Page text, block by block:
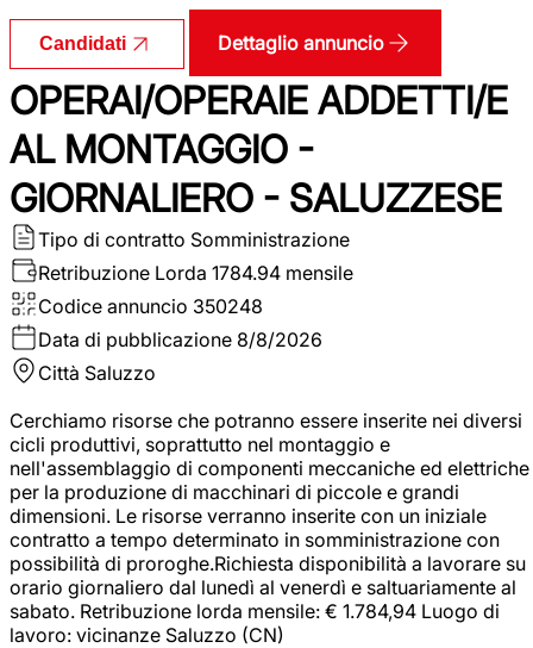
Candidati Dettaglio annuncio
OPERAI/OPERAIE ADDETTI/E
AL MONTAGGIO -
GIORNALIERO - SALUZZESE
Tipo di contratto Somministrazione
Retribuzione Lorda 1784.94 mensile
Codice annuncio 350248
Data di pubblicazione 8/8/2026
Città Saluzzo
Cerchiamo risorse che potranno essere inserite nei diversi
cicli produttivi, soprattutto nel montaggio e
nell'assemblaggio di componenti meccaniche ed elettriche
per la produzione di macchinari di piccole e grandi
dimensioni. Le risorse verranno inserite con un iniziale
contratto a tempo determinato in somministrazione con
possibilità di proroghe.Richiesta disponibilità a lavorare su
orario giornaliero dal lunedì al venerdì e saltuariamente al
sabato. Retribuzione lorda mensile: € 1.784,94 Luogo di
lavoro: vicinanze Saluzzo (CN)